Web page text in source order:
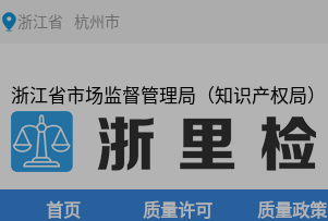
浙江省 杭州市
浙江省市场监督管理局（知识产权局）
首页 质量许可 质量政策